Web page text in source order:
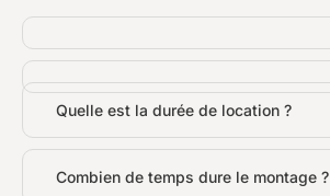
Quelle est la durée de location ?
Combien de temps dure le montage ?